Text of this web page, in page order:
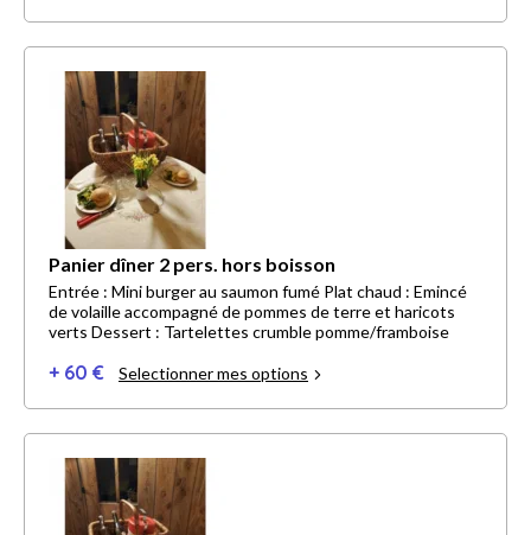
Panier dîner 2 pers. hors boisson
Entrée : Mini burger au saumon fumé Plat chaud : Emincé
de volaille accompagné de pommes de terre et haricots
verts Dessert : Tartelettes crumble pomme/framboise
+ 60 € Selectionner mes options